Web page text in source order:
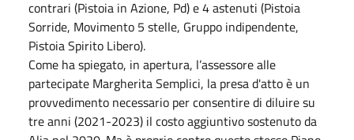
contrari (Pistoia in Azione, Pd) e 4 astenuti (Pistoia
Sorride, Movimento 5 stelle, Gruppo indipendente,
Pistoia Spirito Libero).
Come ha spiegato, in apertura, l’assessore alle
partecipate Margherita Semplici, la presa d'atto è un
provvedimento necessario per consentire di diluire su
tre anni (2021-2023) il costo aggiuntivo sostenuto da